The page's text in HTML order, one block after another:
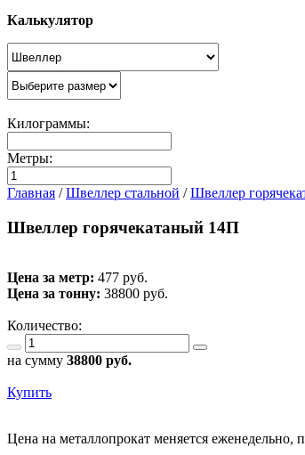
Калькулятор
Килограммы:
Метры:
Главная /Швеллер стальной /Швеллер
Швеллер горячекатаный 14П
Цена за метр: 477 руб.
Цена за тонну: 38800 руб.
Количество:
на сумму 38800 руб.
Купить
Цена на металлопрокат меняется еженедельно,